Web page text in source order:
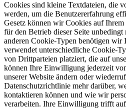
Cookies sind kleine Textdateien, die
werden, um die Benutzererfahrung
Gesetz können wir Cookies auf
für den Betrieb dieser Seite
anderen Cookie-Typen benötigen wir
verwendet unterschiedliche Cookie-
von Drittparteien platziert, die auf
können Ihre Einwilligung jederzeit
unserer Website ändern oder
Datenschutzrichtlinie mehr darüber,
kontaktieren können und wie wir
verarbeiten. Ihre Einwilligung trifft